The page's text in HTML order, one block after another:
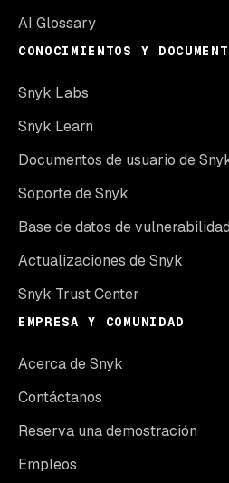
AI Glossary
CONOCIMIENTOS Y
Snyk Labs
Snyk Learn
Documentos de usuario de
Soporte de Snyk
Base de datos de
Actualizaciones de Snyk
Snyk Trust Center
EMPRESA Y COMUNIDAD
Acerca de Snyk
Contáctanos
Reserva una demostración
Empleos